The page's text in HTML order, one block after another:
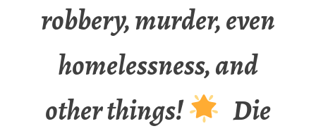
robbery, murder, even
homelessness, and
other things!
Die